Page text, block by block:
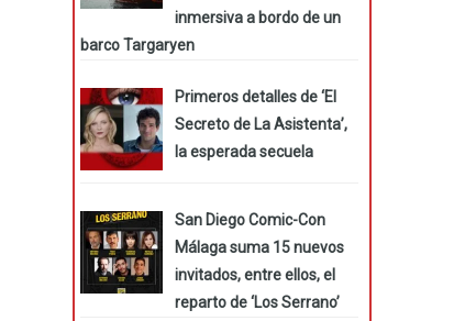
inmersiva a bordo de un
barco Targaryen
Primeros detalles de ‘El
Secreto de La Asistenta’,
la esperada secuela
San Diego Comic-Con
Málaga suma 15 nuevos
invitados, entre ellos, el
reparto de ‘Los Serrano’